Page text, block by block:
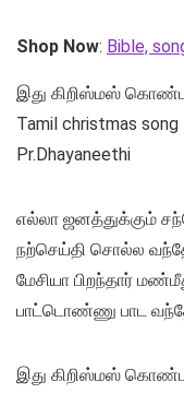
Shop Now: Bible,
இது கிறிஸ்மஸ்
Tamil christmas
Pr.Dhayaneethi
எல்லா ஜனத்துக்கும்
நற்செய்தி சொல்ல
மேசியா பிறந்தார்
பாட்டொண்ணு பாட
இது கிறிஸ்மஸ்